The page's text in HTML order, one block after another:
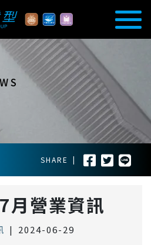
SHARE |
月營業資訊
| 2024-06-29